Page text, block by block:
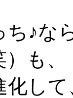
ち♪な
も、
化し